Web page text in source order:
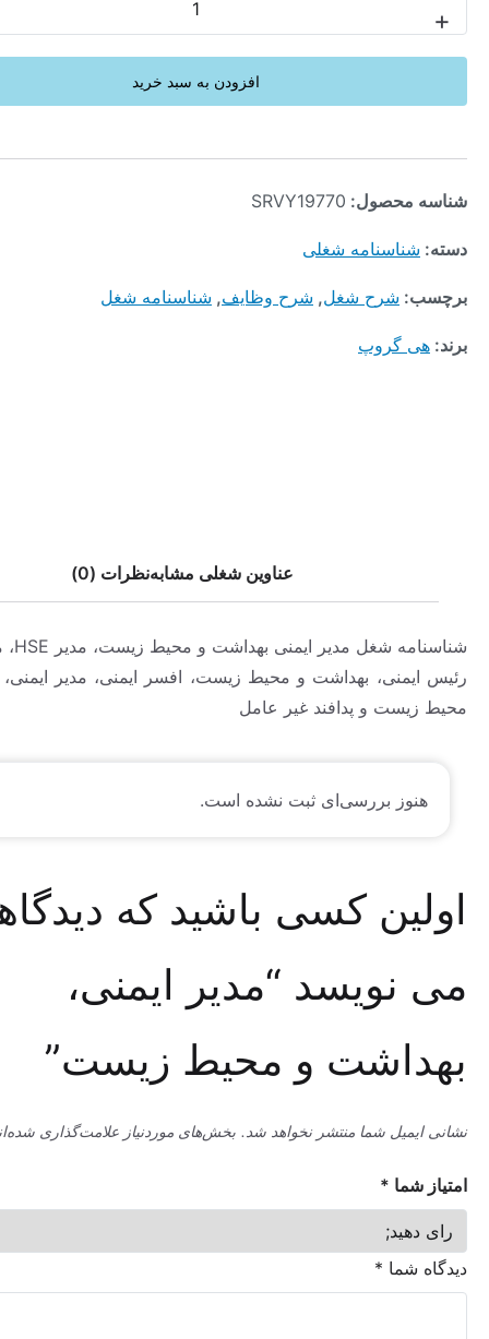
افزودن به سبد خرید
محصول:SRVY19770
شغلی
شرح شغل ,شرح وظایف, شناسنامه شغل
گروپ
عناوین شغلی مشابهنظرات (0)
بهداشت و محیط زیست، افسر ایمنی، مدیر ایمنی، بهداشت و
و پدافند غیر عامل
بررسی‌ای ثبت نشده است.
کسی باشید که دیدگاهی
“مدیر ایمنی،
و محیط زیست”
شما منتشر نخواهد شد. بخش‌های موردنیاز علامت‌گذاری شده‌اند*
*
*